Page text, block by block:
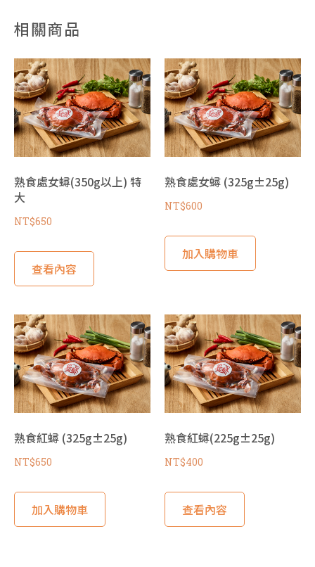
相關商品
熟食處女蟳(350g以上) 特
大
NT$650
查看內容
熟食處女蟳 (325g±25g)
NT$600
加入購物車
熟食紅蟳 (325g±25g)
NT$650
加入購物車
熟食紅蟳(225g±25g)
NT$400
查看內容